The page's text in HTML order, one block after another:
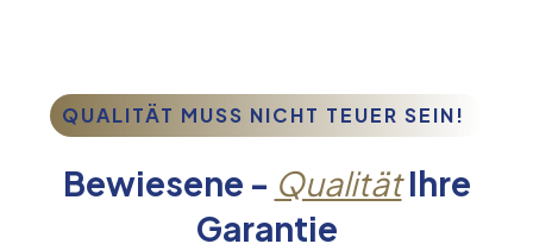
QUALITÄT MUSS NICHT TEUER SEIN!
Bewiesene - QualitätIhre
Garantie